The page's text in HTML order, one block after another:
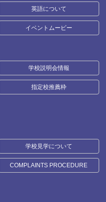
英語について
イベントムービー
学校説明会情報
指定校推薦枠
学校見学について
COMPLAINTS PROCEDURE